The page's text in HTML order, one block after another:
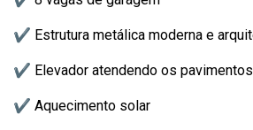
✔ Estrutura metálica moderna e
✔ Elevador atendendo os pavimentos
✔ Aquecimento solar